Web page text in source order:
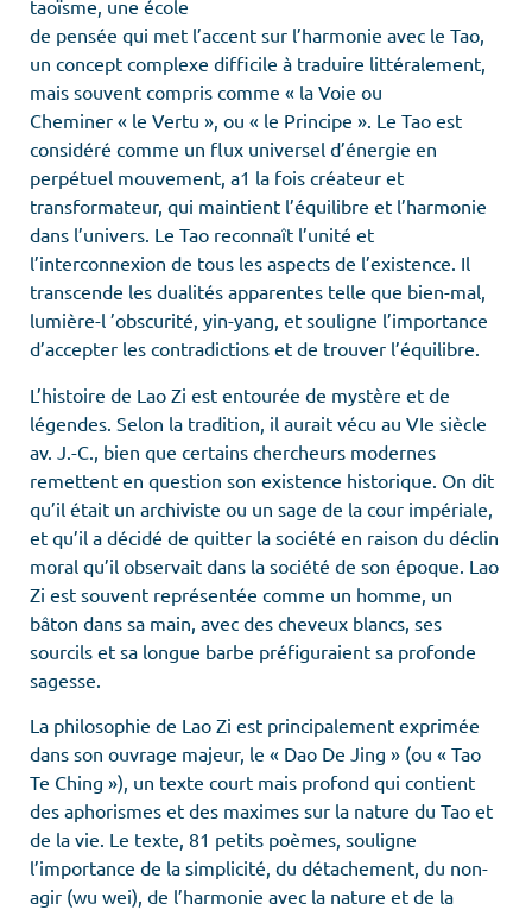
taoïsme, une école
de pensée qui met l’accent sur l’harmonie avec le Tao,
un concept complexe difficile à traduire littéralement,
mais souvent compris comme « la Voie ou
Cheminer « le Vertu », ou « le Principe ». Le Tao est
considéré comme un flux universel d’énergie en
perpétuel mouvement, a1 la fois créateur et
transformateur, qui maintient l’équilibre et l’harmonie
dans l’univers. Le Tao reconnaît l’unité et
l’interconnexion de tous les aspects de l’existence. Il
transcende les dualités apparentes telle que bien-mal,
lumière-l ’obscurité, yin-yang, et souligne l’importance
d’accepter les contradictions et de trouver l’équilibre.
L’histoire de Lao Zi est entourée de mystère et de
légendes. Selon la tradition, il aurait vécu au VIe siècle
av. J.-C., bien que certains chercheurs modernes
remettent en question son existence historique. On dit
qu’il était un archiviste ou un sage de la cour impériale,
et qu’il a décidé de quitter la société en raison du déclin
moral qu’il observait dans la société de son époque. Lao
Zi est souvent représentée comme un homme, un
bâton dans sa main, avec des cheveux blancs, ses
sourcils et sa longue barbe préfiguraient sa profonde
sagesse.
La philosophie de Lao Zi est principalement exprimée
dans son ouvrage majeur, le « Dao De Jing » (ou « Tao
Te Ching »), un texte court mais profond qui contient
des aphorismes et des maximes sur la nature du Tao et
de la vie. Le texte, 81 petits poèmes, souligne
l’importance de la simplicité, du détachement, du non-
agir (wu wei), de l’harmonie avec la nature et de la